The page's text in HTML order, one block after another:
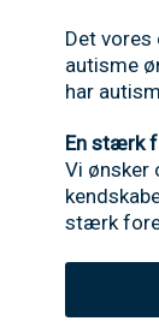
Det
autisme
har
En stærk
Vi ønsker
stærk